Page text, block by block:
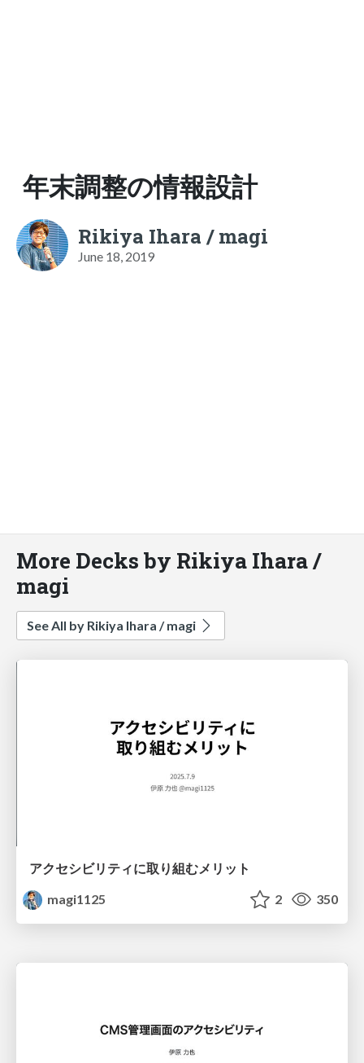
年末調整の情報設計
Rikiya Ihara / magi
June 18, 2019
More Decks by Rikiya Ihara /
magi
See All by Rikiya Ihara / magi
アクセシビリティに取り組むメリット
magi1125
2 350